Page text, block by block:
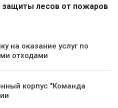
защиты лесов от пожаров
на оказание услуг по
отходами
корпус "Команда